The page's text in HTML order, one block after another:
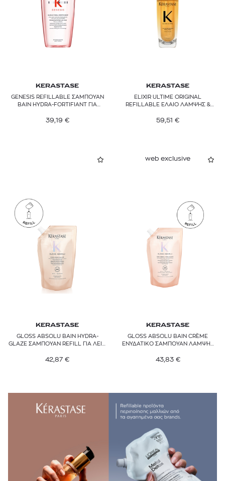
KERASTASE
GENESIS REFILLABLE ΣΑΜΠΟΥΑΝ
BAIN HYDRA-FORTIFIANT ΓΙΑ
39,19 €
KERASTASE
ELIXIR ULTIME ORIGINAL
REFILLABLE ΕΛΑΙΟ ΛΑΜΨΗΣ &
59,51 €
KERASTASE
GLOSS ABSOLU BAIN HYDRA-
GLAZE ΣΑΜΠΟΥΑΝ REFILL ΓΙΑ ΛΕΙΑ
42,87 €
web exclusive
KERASTASE
GLOSS ABSOLU BAIN CRÈME
ΕΝΥΔΑΤΙΚΟ ΣΑΜΠΟΥΑΝ ΛΑΜΨΗΣ
43,83 €